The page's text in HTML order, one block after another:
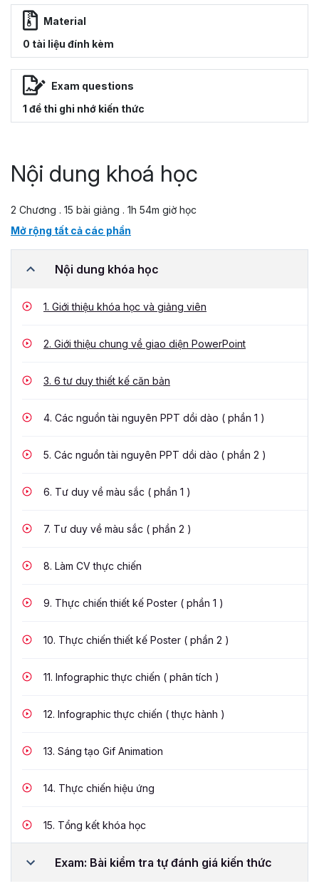
Material
0 tài liệu đính kèm
Exam questions
1 đề thi ghi nhớ kiến thức
Nội dung khoá học
2 Chương . 15 bài giảng . 1h 54m giờ học
Mở rộng tất cả các phần
Nội dung khóa học
1. Giới thiệu khóa học và giảng viên
2. Giới thiệu chung về giao diện PowerPoint
3. 6 tư duy thiết kế căn bản
4. Các nguồn tài nguyên PPT dồi dào ( phần 1 )
5. Các nguồn tài nguyên PPT dồi dào ( phần 2 )
6. Tư duy về màu sắc ( phần 1 )
7. Tư duy về màu sắc ( phần 2 )
8. Làm CV thực chiến
9. Thực chiến thiết kế Poster ( phần 1 )
10. Thực chiến thiết kế Poster ( phần 2 )
11. Infographic thực chiến ( phân tích )
12. Infographic thực chiến ( thực hành )
13. Sáng tạo Gif Animation
14. Thực chiến hiệu ứng
15. Tổng kết khóa học
Exam: Bài kiểm tra tự đánh giá kiến thức